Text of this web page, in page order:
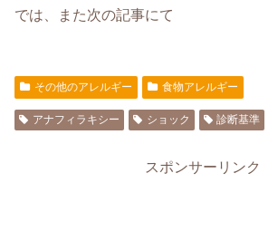
では、また次の記事にて
その他のアレルギー 食物アレルギー
アナフィラキシー ショック 診断基準
スポンサーリンク